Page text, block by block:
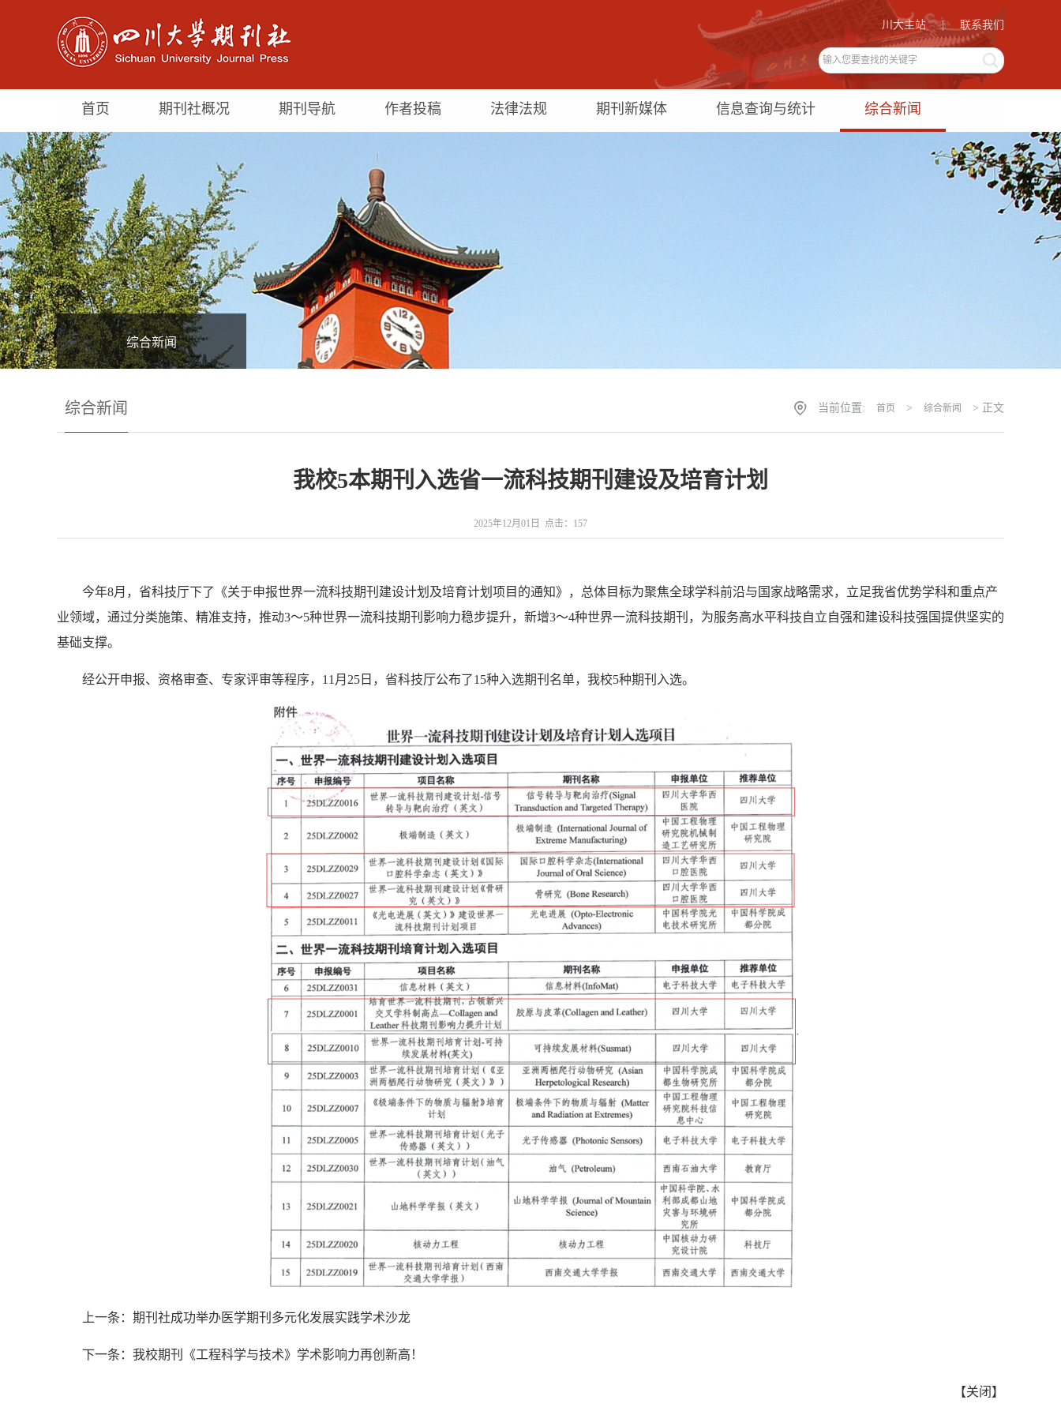
联系我们
川大主站 |
首页 期刊社概况 期刊导航 作者投稿 法律法规 期刊新媒体 信息查询与统计 综合新闻
综合新闻
综合新闻 当前位置: 首页 > 综合新闻 > 正文
我校5本期刊入选省一流科技期刊建设及培育计划
2025年12月01日 点击： 157
今年8月，省科技厅下了《关于申报世界一流科技期刊建设计划及培育计划项目的通知》，总体目标为聚焦全球学科前沿与国家战略需求，立足我省优势学科和重点产
业领域，通过分类施策、精准支持，推动3～5种世界一流科技期刊影响力稳步提升，新增3～4种世界一流科技期刊，为服务高水平科技自立自强和建设科技强国提供坚实的
基础支撑。
经公开申报、资格审查、专家评审等程序，11月25日，省科技厅公布了15种入选期刊名单，我校5种期刊入选。
上一条：期刊社成功举办医学期刊多元化发展实践学术沙龙
下一条：我校期刊《工程科学与技术》学术影响力再创新高！
【关闭 】